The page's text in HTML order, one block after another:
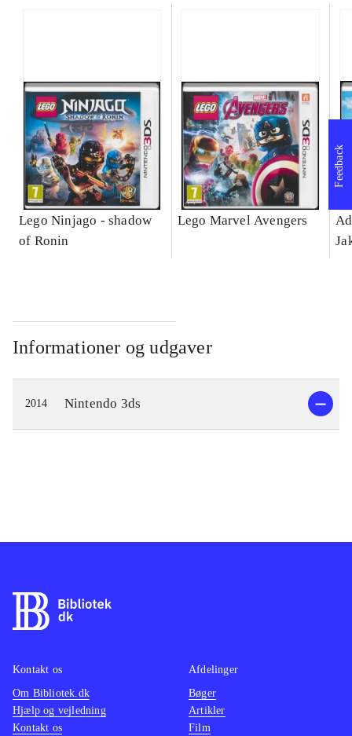
Lego Ninjago - shadow
of Ronin
Lego Marvel Avengers
Informationer og udgaver
2014 Nintendo 3ds
Feedback
Kontakt os
Om Bibliotek.dk
Hjælp og vejledning
Kontakt os
Afdelinger
Bøger
Artikler
Film